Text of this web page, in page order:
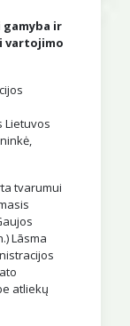
gamyba ir
vartojimo
tvarumui
Lāsma
atliekų